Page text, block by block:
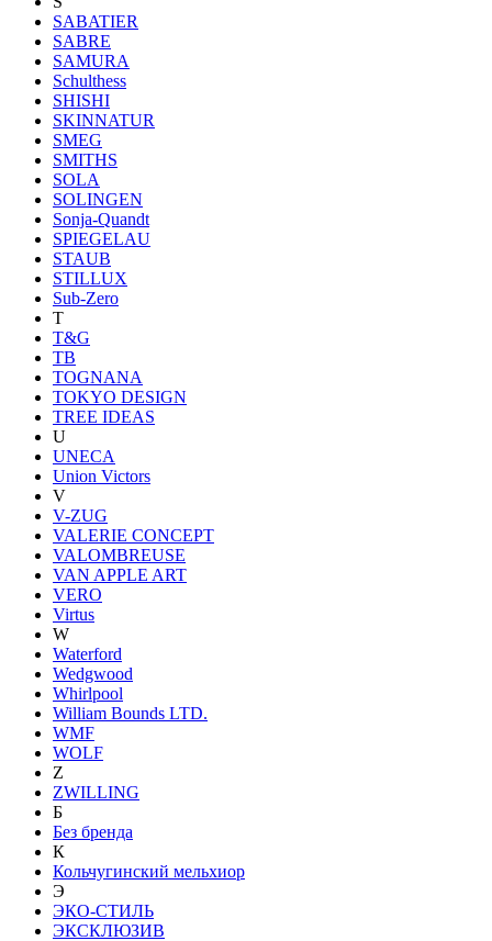
SABATIER
SABRE
SAMURA
Schulthess
SHISHI
SKINNATUR
SMEG
SMITHS
SOLA
SOLINGEN
Sonja-Quandt
SPIEGELAU
STAUB
STILLUX
Sub-Zero
T
T&G
TB
TOGNANA
TOKYO DESIGN
TREE IDEAS
U
UNECA
Union Victors
V
V-ZUG
VALERIE CONCEPT
VALOMBREUSE
VAN APPLE ART
VERO
Virtus
W
Waterford
Wedgwood
Whirlpool
William Bounds LTD.
WMF
WOLF
Z
ZWILLING
Б
Без бренда
К
Кольчугинский мельхиор
Э
ЭКО-СТИЛЬ
ЭКСКЛЮЗИВ